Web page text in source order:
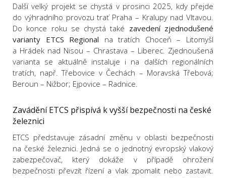
Další velký projekt se chystá v prosinci 2025, kdy přejde
do výhradního provozu trať Praha – Kralupy nad Vltavou.
Do konce roku se chystá také zavedení zjednodušené
varianty ETCS Regional na tratích Choceň – Litomyšl
a Hrádek nad Nisou – Chrastava – Liberec. Zjednoušená
varianta se aktuálně instaluje i na dalších regionálních
tratích, např. Třebovice v Čechách – Moravská Třebová;
Beroun – Nižbor; Ejpovice – Radnice.
Zavádění ETCS přispívá k vyšší bezpečnosti na české
železnici
ETCS představuje zásadní změnu v oblasti bezpečnosti
na české železnici. Jedná se o jednotný evropský vlakový
zabezpečovač, který dokáže v případě ohrožení
bezpečnosti převzít řízení a vlak zpomalit nebo zastavit.